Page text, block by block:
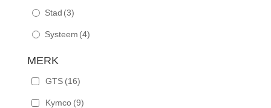
Stad (3)
Systeem (4)
MERK
GTS (16)
Kymco (9)